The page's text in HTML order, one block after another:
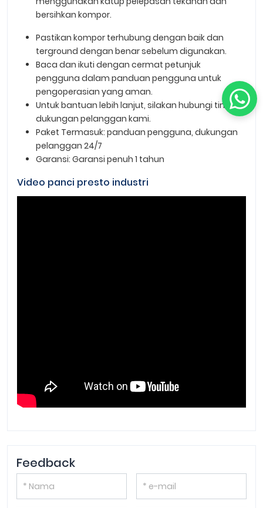
bersihkan kompor.
Pastikan kompor terhubung dengan baik dan
terground dengan benar sebelum digunakan.
Baca dan ikuti dengan cermat petunjuk
pengguna dalam panduan pengguna untuk
pengoperasian yang aman.
Untuk bantuan lebih lanjut, silakan hubungi tim
dukungan pelanggan kami.
Paket Termasuk: panduan pengguna, dukungan
pelanggan 24/7
Garansi: Garansi penuh 1 tahun
Video panci presto industri
Feedback